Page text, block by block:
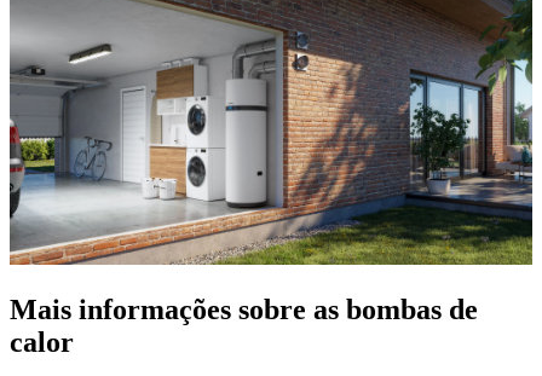
Mais informações sobre as bombas de
calor